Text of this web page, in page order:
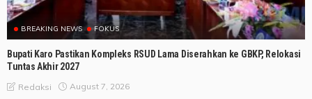
BREAKING NEWS FOKUS
Bupati Karo Pastikan Kompleks RSUD Lama Diserahkan ke GBKP, Relokasi
Tuntas Akhir 2027
Redaksi August 7, 2026